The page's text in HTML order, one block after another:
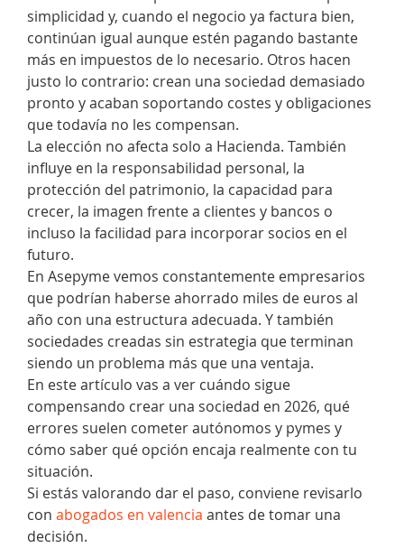
simplicidad y, cuando el negocio ya factura bien,
continúan igual aunque estén pagando bastante
más en impuestos de lo necesario. Otros hacen
justo lo contrario: crean una sociedad demasiado
pronto y acaban soportando costes y obligaciones
que todavía no les compensan.
La elección no afecta solo a Hacienda. También
influye en la responsabilidad personal, la
protección del patrimonio, la capacidad para
crecer, la imagen frente a clientes y bancos o
incluso la facilidad para incorporar socios en el
futuro.
En Asepyme vemos constantemente empresarios
que podrían haberse ahorrado miles de euros al
año con una estructura adecuada. Y también
sociedades creadas sin estrategia que terminan
siendo un problema más que una ventaja.
En este artículo vas a ver cuándo sigue
compensando crear una sociedad en 2026, qué
errores suelen cometer autónomos y pymes y
cómo saber qué opción encaja realmente con tu
situación.
Si estás valorando dar el paso, conviene revisarlo
con abogados en valencia antes de tomar una
decisión.